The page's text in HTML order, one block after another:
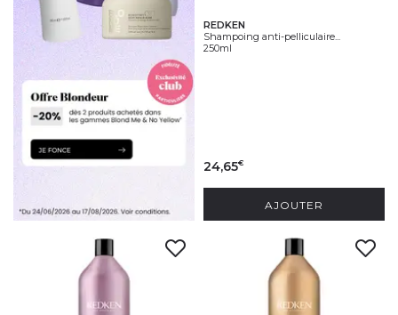
REDKEN
Shampoing anti-pelliculaire...
250ml
24,65€
AJOUTER